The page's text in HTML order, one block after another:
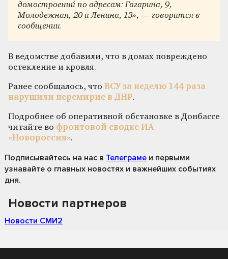
домостроений по адресам: Гагарина, 9,
Молодежная, 20 и Ленина, 13», — говорится в
сообщении.
В ведомстве добавили, что в домах повреждено
остекление и кровля.
Ранее сообщалось, что ВСУ за неделю 144 раза
нарушили перемирие в ДНР.
Подробнее об оперативной обстановке в Донбассе
читайте во фронтовой сводке ИА
«Новороссия».
Подписывайтесь на нас в Телеграме и первыми
узнавайте о главных новостях и важнейших событиях
дня.
Новости партнеров
Новости СМИ2